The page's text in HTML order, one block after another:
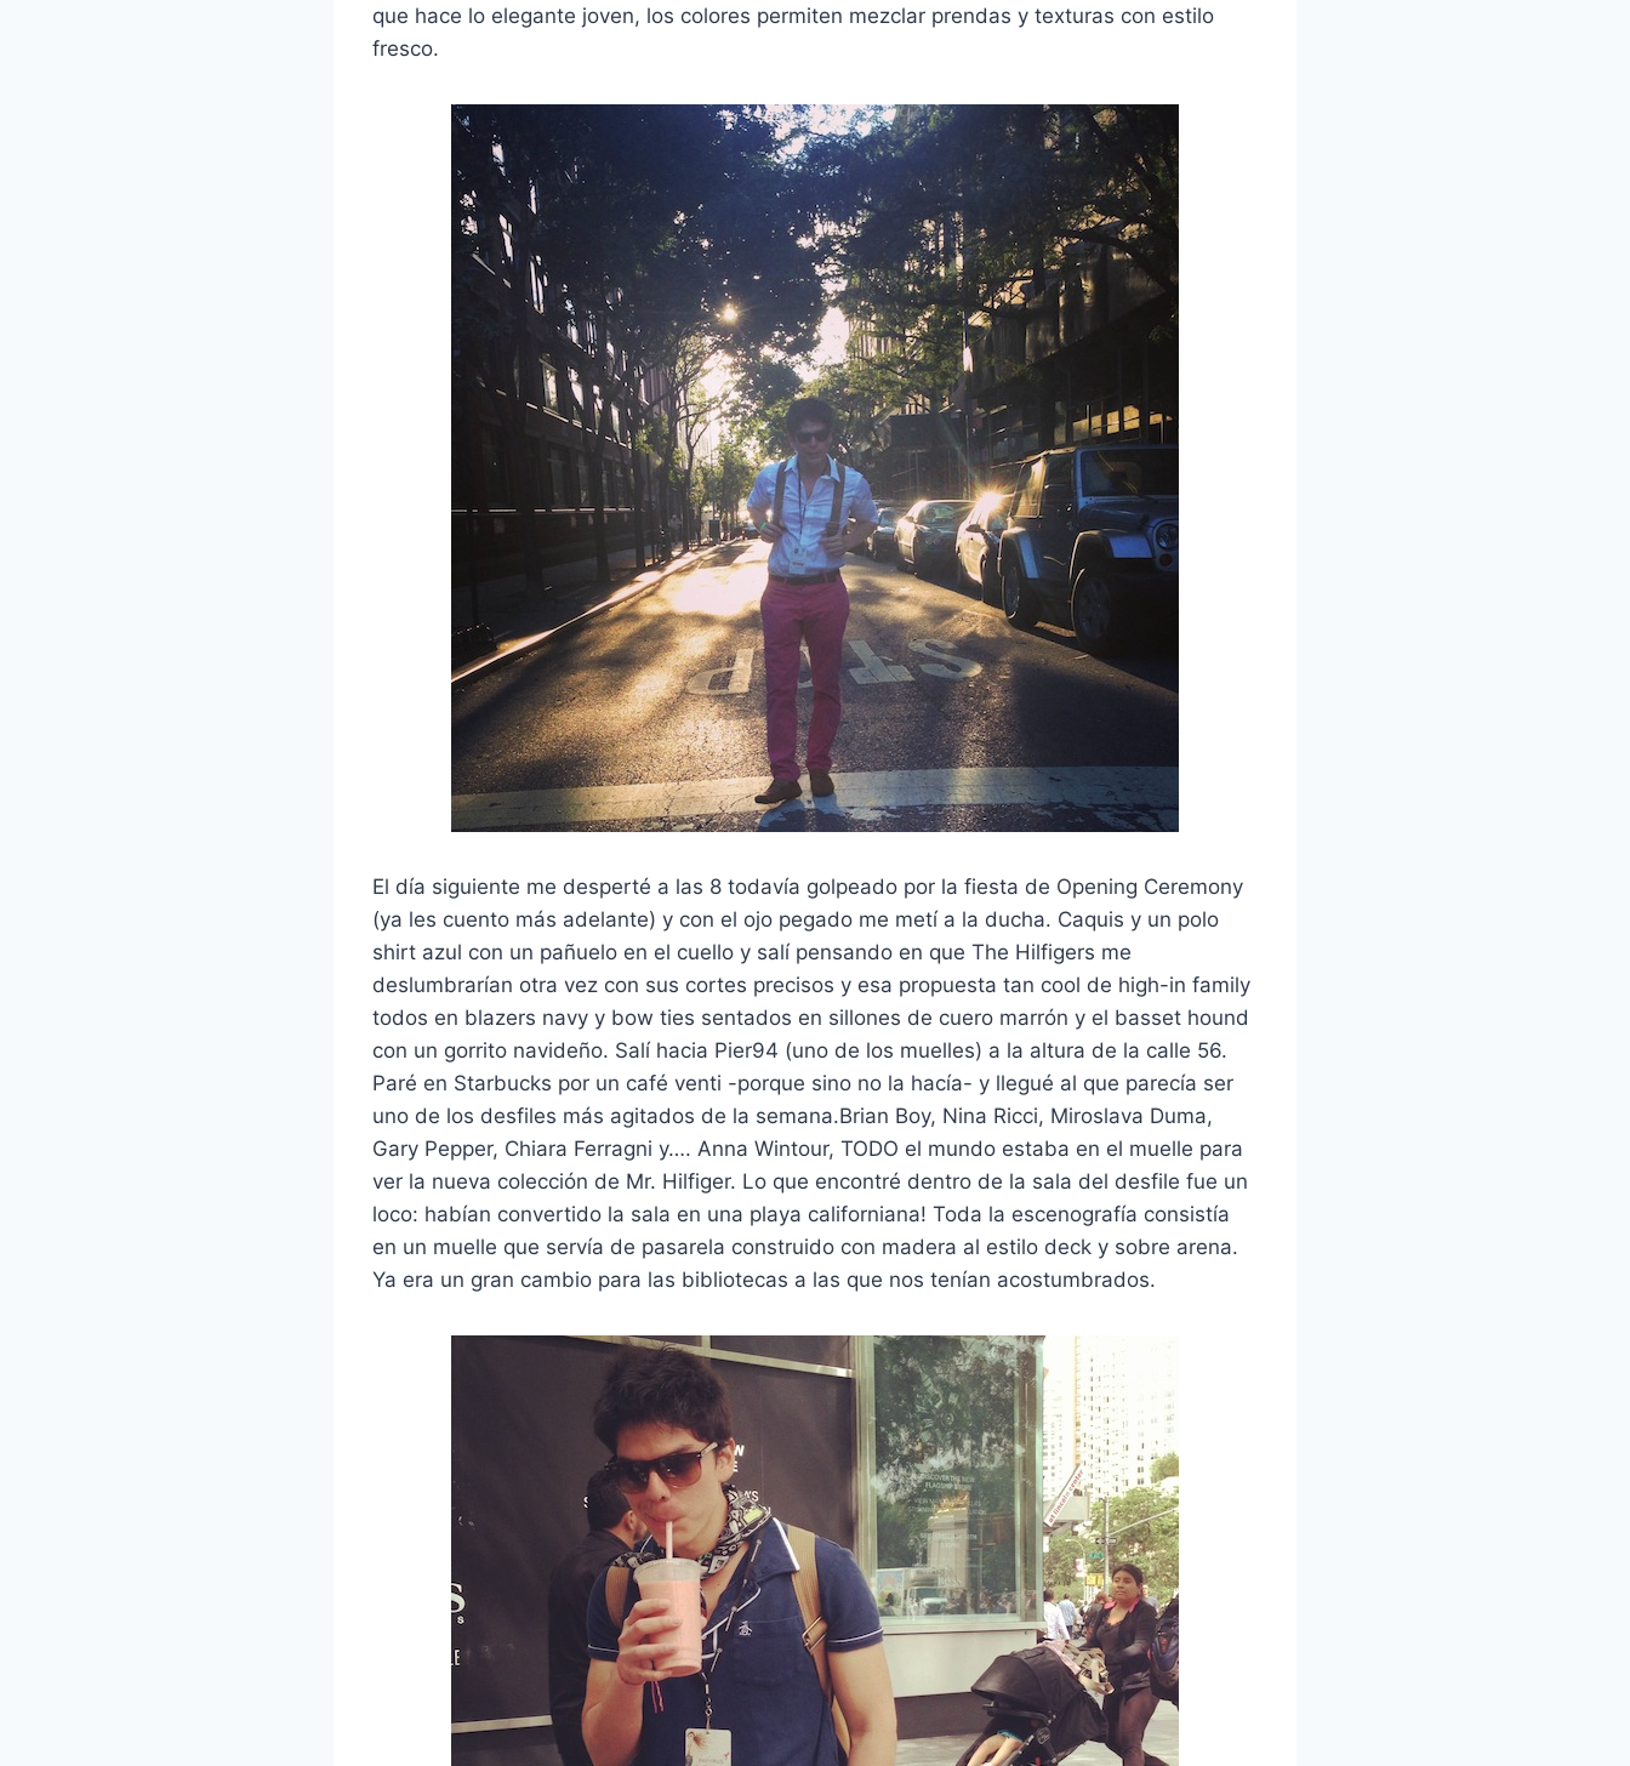
que hace lo elegante joven, los colores permiten mezclar prendas y texturas con estilo
fresco.
El día siguiente me desperté a las 8 todavía golpeado por la fiesta de Opening Ceremony
(ya les cuento más adelante) y con el ojo pegado me metí a la ducha. Caquis y un polo
shirt azul con un pañuelo en el cuello y salí pensando en que The Hilfigers me
deslumbrarían otra vez con sus cortes precisos y esa propuesta tan cool de high-in family
todos en blazers navy y bow ties sentados en sillones de cuero marrón y el basset hound
con un gorrito navideño. Salí hacia Pier94 (uno de los muelles) a la altura de la calle 56.
Paré en Starbucks por un café venti -porque sino no la hacía- y llegué al que parecía ser
uno de los desfiles más agitados de la semana.Brian Boy, Nina Ricci, Miroslava Duma,
Gary Pepper, Chiara Ferragni y…. Anna Wintour, TODO el mundo estaba en el muelle para
ver la nueva colección de Mr. Hilfiger. Lo que encontré dentro de la sala del desfile fue un
loco: habían convertido la sala en una playa californiana! Toda la escenografía consistía
en un muelle que servía de pasarela construido con madera al estilo deck y sobre arena.
Ya era un gran cambio para las bibliotecas a las que nos tenían acostumbrados.